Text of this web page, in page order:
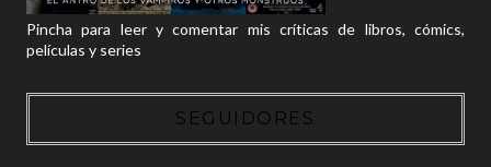
Pincha para leer y comentar mis críticas de libros, cómics,
películas y series
SEGUIDORES